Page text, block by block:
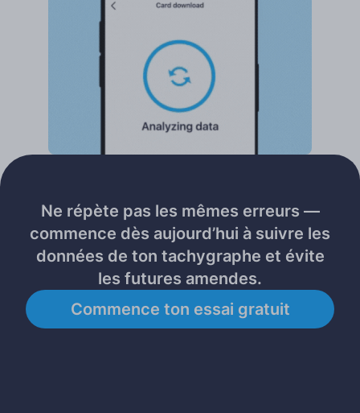
Ne répète pas les mêmes erreurs —
commence dès aujourd’hui à suivre les
données de ton tachygraphe et évite
les futures amendes.
Commence ton essai gratuit